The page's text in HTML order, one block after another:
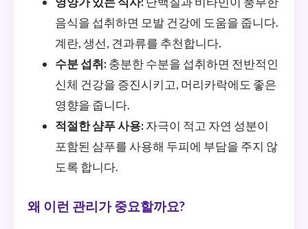
음식을 섭취하면 모발 건강에 도움을 줍니다.
계란, 생선, 견과류를 추천합니다.
수분 섭취: 충분한 수분을 섭취하면 전반적인
신체 건강을 증진시키고, 머리카락에도 좋은
영향을 줍니다.
적절한 샴푸 사용: 자극이 적고 자연 성분이
포함된 샴푸를 사용해 두피에 부담을 주지 않
도록 합니다.
왜 이런 관리가 중요할까요?